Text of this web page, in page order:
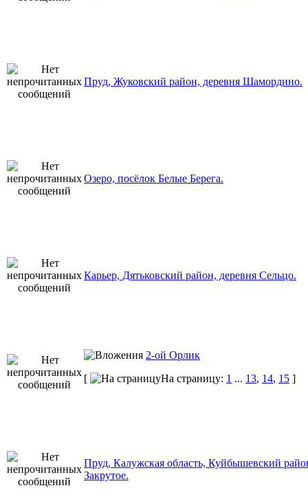
Пруд, Жуковский район, деревня Шамордино.
Озеро, посёлок Белые Берега.
Карьер, Дятьковский район, деревня Сельцо.
2-ой Орлик
[
На страницу: 1 ... 13, 14, 15 ]
Пруд, Калужская область, Куйбышевский
Закрутое.